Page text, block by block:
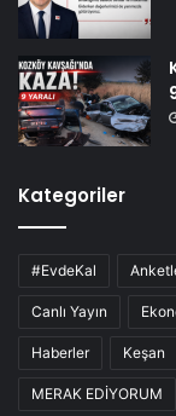
Kategoriler
#EvdeKal
Canlı Yayın
Haberler Keşan
MERAK EDİYORUM